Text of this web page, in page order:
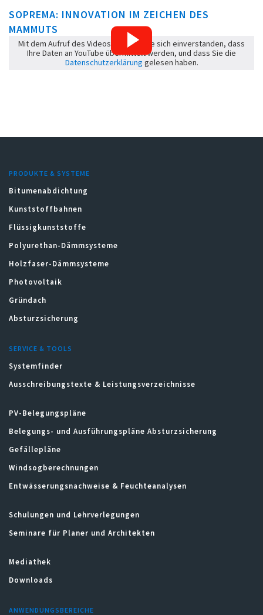
SOPREMA: INNOVATION IM ZEICHEN DES
MAMMUTS
Mit dem Aufruf des Videos erklären Sie sich einverstanden, dass
Ihre Daten an YouTube übermittelt werden, und dass Sie die
Datenschutzerklärung gelesen haben.
PRODUKTE & SYSTEME
Bitumenabdichtung
Kunststoffbahnen
Flüssigkunststoffe
Polyurethan-Dämmsysteme
Holzfaser-Dämmsysteme
Photovoltaik
Gründach
Absturzsicherung
SERVICE & TOOLS
Systemfinder
Ausschreibungstexte & Leistungsverzeichnisse
PV-Belegungspläne
Belegungs- und Ausführungspläne Absturzsicherung
Gefällepläne
Windsogberechnungen
Entwässerungsnachweise & Feuchteanalysen
Schulungen und Lehrverlegungen
Seminare für Planer und Architekten
Mediathek
Downloads
ANWENDUNGSBEREICHE